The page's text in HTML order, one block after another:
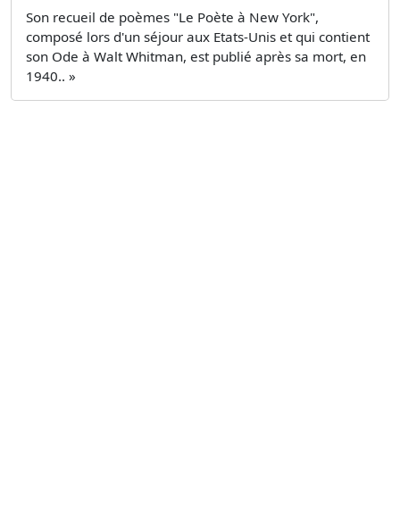
Son recueil de poèmes "Le Poète à New York",
composé lors d'un séjour aux Etats-Unis et qui contient
son Ode à Walt Whitman, est publié après sa mort, en
1940.. »